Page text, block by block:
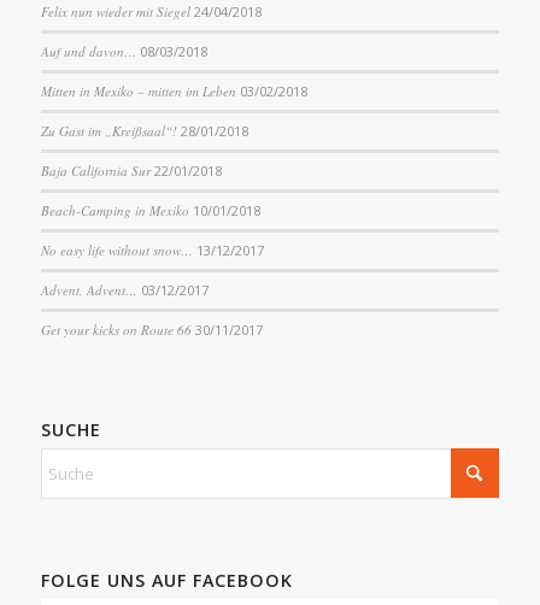
Felix nun wieder mit Siegel 24/04/2018
Auf und davon… 08/03/2018
Mitten in Mexiko – mitten im Leben 03/02/2018
Zu Gast im „Kreißsaal“! 28/01/2018
Baja California Sur 22/01/2018
Beach-Camping in Mexiko 10/01/2018
No easy life without snow… 13/12/2017
Advent, Advent… 03/12/2017
Get your kicks on Route 66 30/11/2017
SUCHE
FOLGE UNS AUF FACEBOOK